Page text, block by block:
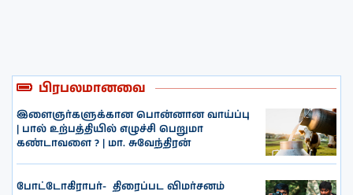
பிரபலமானவை
இளைஞர்களுக்கான பொன்னான வாய்ப்பு
| பால் உற்பத்தியில் எழுச்சி பெறுமா
கண்டாவளை ? | மா. சுவேந்திரன்
போட்டோகிராபர்- ‌ திரைப்பட விமர்சனம்